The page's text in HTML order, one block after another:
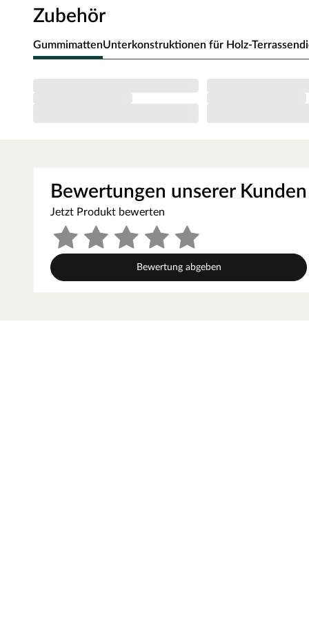
Maßabweichungen, leichte Krümmung oder Dehnung.
gewünschte Sichtseite nachsortiert. Technische
Holzfehler, holztypische Eigenschaften wie Äste und
enthalten sein.
Standardbefestigung
Holzdielen werden in der Regel mit der
Terrassenschrauben ist äußerst stabil und
besonders einfach im Holz versenken. Der Linsenkopf
unterstützt werden kann. Das Vorbohren wird auch
werden.
Unterkonstruktion
Da das Holz je nach Holzart unterschiedlich arbeitet,
Zubehör
GummimattenUnterkonstruktionen für Holz-
Bewertungen unserer Kunden
Jetzt Produkt bewerten
Bewertung abgeben